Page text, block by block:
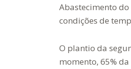
Abastecimento
condições de
O plantio da
momento, 65%